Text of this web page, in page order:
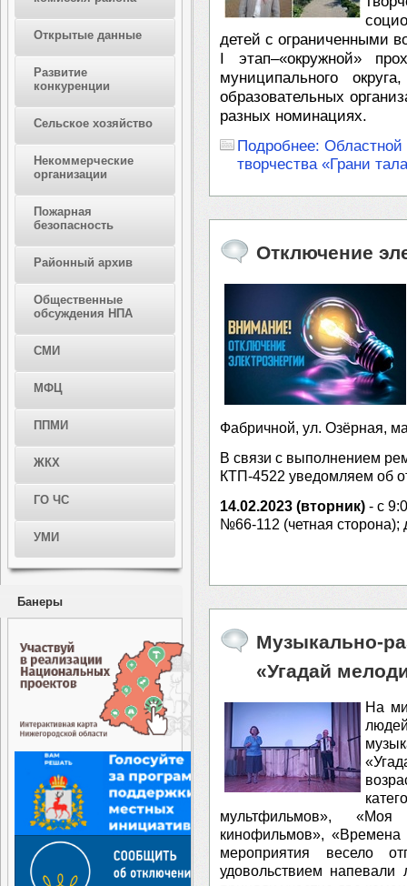
Открытые данные
Развитие
конкуренции
Сельское хозяйство
Некоммерческие
организации
Пожарная
безопасность
Районный архив
Общественные
обсуждения НПА
СМИ
МФЦ
ППМИ
ЖКХ
ГО ЧС
УМИ
Банеры
детей с ограниченными
I этап–«окружной»
муниципального
образовательных
разных номинациях.
Подробнее: Областной
творчества «Грани
Отключение
Фабричной, ул. Озёрная,
В связи с выполнением
КТП-4522 уведомляем об
14.02.2023 (вторник)- с
№66-112 (четная сторона);
Музыкально-
«Угадай
На
мультфильмов»,
кинофильмов», «Времена
мероприятия весело
удовольствием